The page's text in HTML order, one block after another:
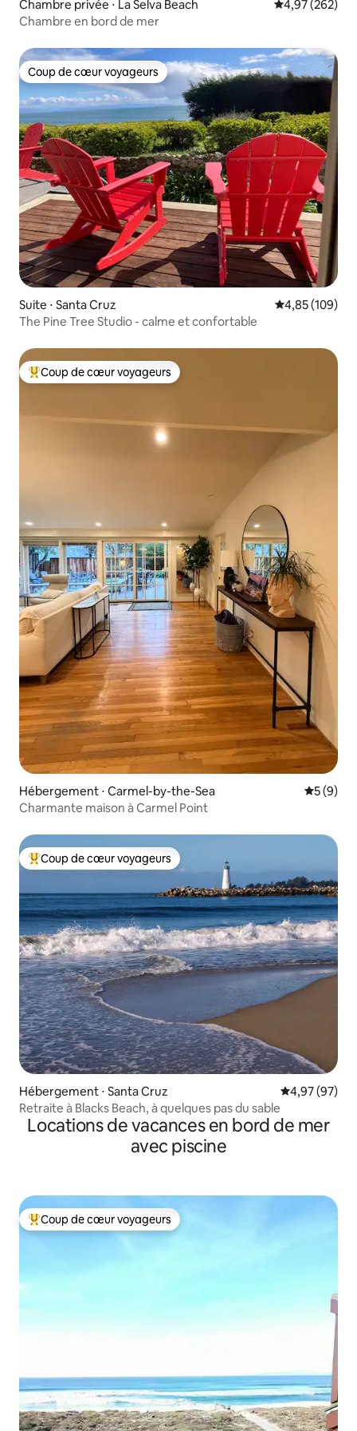
Chambre privée ⋅ La Selva Beach Évaluation
4,97 (262)
Chambre en bord de mer
Coup de cœur voyageurs
Coup de cœur voyageurs
Suite ⋅ Santa Cruz Évaluation
4,85 (109)
The Pine Tree Studio - calme et confortable
Coups de cœur voyageurs les plus appréciés
Coup de cœur voyageurs
Hébergement ⋅ Carmel-by-the-Sea
5 (9)
Charmante maison à Carmel Point
Coups de cœur voyageurs les plus appréciés
Coup de cœur voyageurs
Hébergement ⋅ Santa Cruz Évaluation
4,97 (97)
Retraite à Blacks Beach, à quelques pas du sable
Locations de vacances en bord de mer
avec piscine
Coups de cœur voyageurs les plus appréciés
Coup de cœur voyageurs